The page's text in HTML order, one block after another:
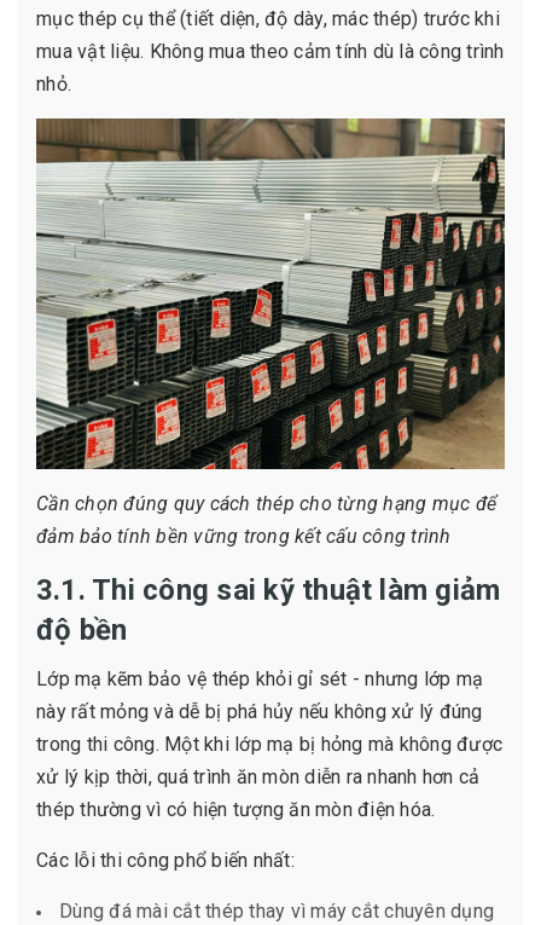
mục thép cụ thể (tiết diện, độ dày, mác thép) trước khi
mua vật liệu. Không mua theo cảm tính dù là công trình
nhỏ.
Cần chọn đúng quy cách thép cho từng hạng mục để
đảm bảo tính bền vững trong kết cấu công trình
3.1. Thi công sai kỹ thuật làm giảm
độ bền
Lớp mạ kẽm bảo vệ thép khỏi gỉ sét - nhưng lớp mạ
này rất mỏng và dễ bị phá hủy nếu không xử lý đúng
trong thi công. Một khi lớp mạ bị hỏng mà không được
xử lý kịp thời, quá trình ăn mòn diễn ra nhanh hơn cả
thép thường vì có hiện tượng ăn mòn điện hóa.
Các lỗi thi công phổ biến nhất:
Dùng đá mài cắt thép thay vì máy cắt chuyên dụng